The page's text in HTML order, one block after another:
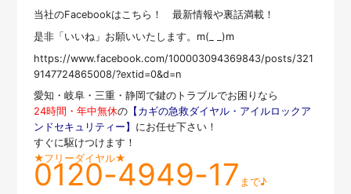
当社のFacebookはこちら！ 最新情報や裏話満載！
是非「いいね」お願いいたします。m(_ _)m
https://www.facebook.com/100003094369843/posts/321
9147724865008/?extid=0&d=n
愛知・岐阜・三重・静岡で鍵のトラブルでお困りなら
24時間・年中無休の【カギの急救ダイヤル・アイルロックア
ンドセキュリティー】 にお任せ下さい！
すぐに駆けつけます！
★フリーダイヤル★
0120-4949-17 まで♪